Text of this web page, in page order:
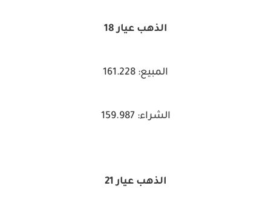
الذهب عيار 18
المبيع: 161.228
الشراء: 159.987
الذهب عيار 21